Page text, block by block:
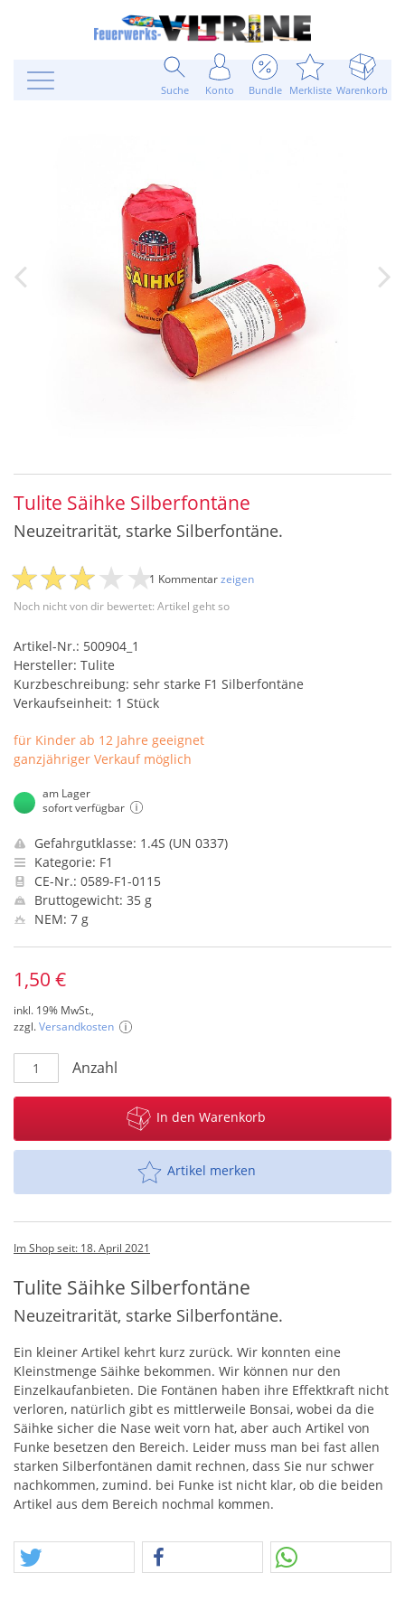
Suche Konto Bundle Merkliste Warenkorb
Tulite Säihke Silberfontäne
Neuzeitrarität, starke Silberfontäne.
Noch nicht von dir bewertet: Artikel geht so
1 Kommentarzeigen
Artikel-Nr.: 500904_1
Hersteller: Tulite
Kurzbeschreibung: sehr starke F1 Silberfontäne
Verkaufseinheit: 1 Stück
für Kinder ab 12 Jahre geeignet
ganzjähriger Verkauf möglich
am Lager
sofort verfügbar
Gefahrgutklasse: 1.4S (UN 0337)
Kategorie: F1
CE-Nr.: 0589-F1-0115
Bruttogewicht: 35 g
NEM: 7 g
1,50 €
inkl. 19% MwSt.,
zzgl.Versandkosten
Anzahl
In den Warenkorb
Artikel merken
Im Shop seit: 18. April 2021
Tulite Säihke Silberfontäne
Neuzeitrarität, starke Silberfontäne.
Ein kleiner Artikel kehrt kurz zurück. Wir konnten eine
Kleinstmenge Säihke bekommen. Wir können nur den
Einzelkaufanbieten. Die Fontänen haben ihre Effektkraft nicht
verloren, natürlich gibt es mittlerweile Bonsai, wobei da die
Säihke sicher die Nase weit vorn hat, aber auch Artikel von
Funke besetzen den Bereich. Leider muss man bei fast allen
starken Silberfontänen damit rechnen, dass Sie nur schwer
nachkommen, zumind. bei Funke ist nicht klar, ob die beiden
Artikel aus dem Bereich nochmal kommen.